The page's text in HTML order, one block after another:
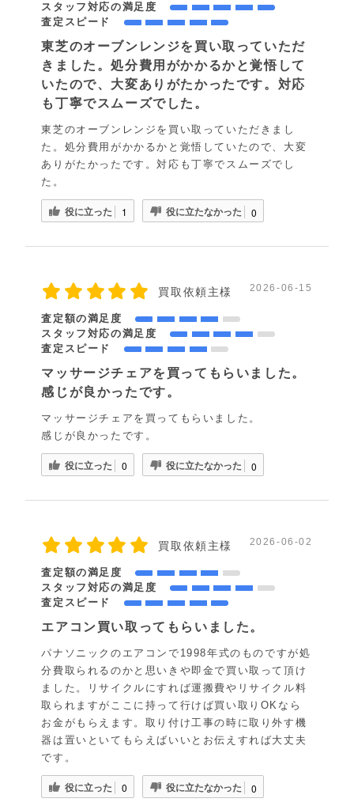
スタッフ対応の満足度
査定スピード
東芝のオーブンレンジを買い取っていただ
きました。処分費用がかかるかと覚悟して
いたので、大変ありがたかったです。対応
も丁寧でスムーズでした。
東芝のオーブンレンジを買い取っていただきまし
た。処分費用がかかるかと覚悟していたので、大変
ありがたかったです。対応も丁寧でスムーズでし
た。
役に立った 1 役に立たなかった 0
買取依頼主様 2026-06-15
査定額の満足度
スタッフ対応の満足度
査定スピード
マッサージチェアを買ってもらいました。
感じが良かったです。
マッサージチェアを買ってもらいました。
感じが良かったです。
役に立った 0 役に立たなかった 0
買取依頼主様 2026-06-02
査定額の満足度
スタッフ対応の満足度
査定スピード
エアコン買い取ってもらいました。
パナソニックのエアコンで1998年式のものですが処
分費取られるのかと思いきや即金で買い取って頂け
ました。リサイクルにすれば運搬費やリサイクル料
取られますがここに持って行けば買い取りOKなら
お金がもらえます。取り付け工事の時に取り外す機
器は置いといてもらえばいいとお伝えすれば大丈夫
です。
役に立った 0 役に立たなかった 0